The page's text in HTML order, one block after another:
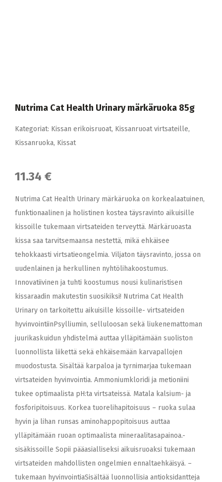
Nutrima Cat Health Urinary märkäruoka 85g
Kategoriat: Kissan erikoisruoat, Kissanruoat virtsateille,
Kissanruoka, Kissat
11.34 €
Nutrima Cat Health Urinary märkäruoka on korkealaatuinen,
funktionaalinen ja holistinen kostea täysravinto aikuisille
kissoille tukemaan virtsateiden terveyttä. Märkäruoasta
kissa saa tarvitsemaansa nestettä, mikä ehkäisee
tehokkaasti virtsatieongelmia. Viljaton täysravinto, jossa on
uudenlainen ja herkullinen nyhtölihakoostumus.
Innovatiivinen ja tuhti koostumus nousi kulinaristisen
kissaraadin makutestin suosikiksi! Nutrima Cat Health
Urinary on tarkoitettu aikuisille kissoille- virtsateiden
hyvinvointiinPsylliumin, selluloosan sekä liukenemattoman
juurikaskuidun yhdistelmä auttaa ylläpitämään suoliston
luonnollista liikettä sekä ehkäisemään karvapallojen
muodostusta. Sisältää karpaloa ja tyrnimarjaa tukemaan
virtsateiden hyvinvointia. Ammoniumkloridi ja metioniini
tukee optimaalista pH:ta virtsateissä. Matala kalsium- ja
fosforipitoisuus. Korkea tuorelihapitoisuus – ruoka sulaa
hyvin ja lihan runsas aminohappopitoisuus auttaa
ylläpitämään ruoan optimaalista mineraalitasapainoa.-
sisäkissoille Sopii pääasialliseksi aikuisruoaksi tukemaan
virtsateiden mahdollisten ongelmien ennaltaehkäisyä. –
tukemaan hyvinvointiaSisältää luonnollisia antioksidantteja